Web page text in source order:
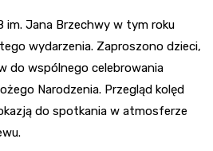
im. Jana Brzechwy w tym roku
wydarzenia. Zaproszono dzieci,
do wspólnego celebrowania
Narodzenia. Przegląd kolęd
do spotkania w atmosferze